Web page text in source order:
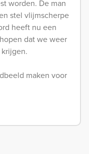
worden. De man
stel vlijmscherpe
heeft nu een
dat we weer
maken voor